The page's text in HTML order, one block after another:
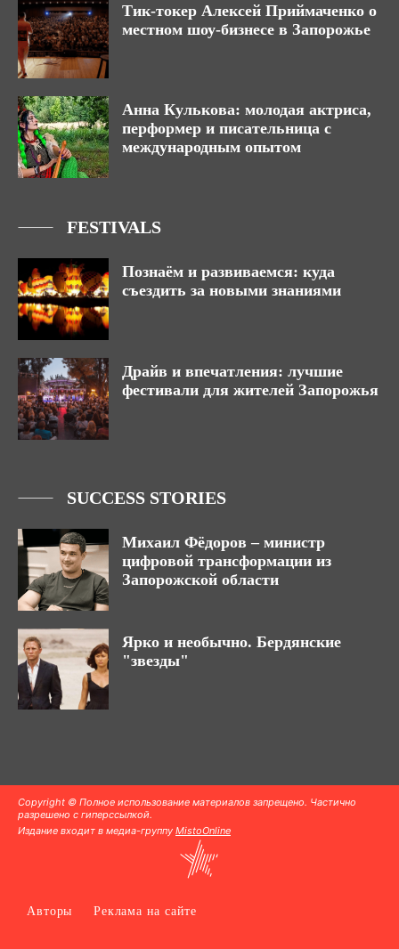
Тик-токер Алексей Приймаченко о
местном шоу-бизнесе в Запорожье
Анна Кулькова: молодая актриса,
перформер и писательница с
международным опытом
FESTIVALS
Познаём и развиваемся: куда
съездить за новыми знаниями
Драйв и впечатления: лучшие
фестивали для жителей Запорожья
SUCCESS STORIES
Михаил Фёдоров – министр
цифровой трансформации из
Запорожской области
Ярко и необычно. Бердянские
"звезды"
Copyright © Полное использование материалов запрещено. Частично
разрешено с гиперссылкой.
Издание входит в медиа-группу MistoOnline
Авторы Реклама на сайте